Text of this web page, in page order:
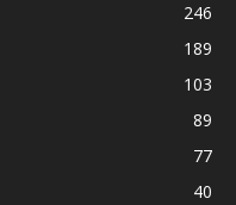
246
189
103
89
77
40